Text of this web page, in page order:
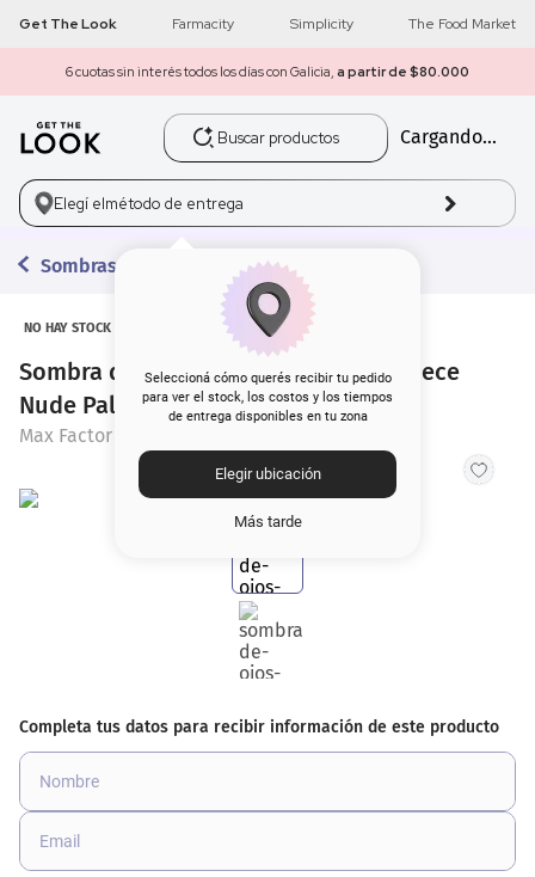
Get The Look Farmacity Simplicity The Food Market
6 cuotas sin interés todos los días con Galicia, a partir de $80.000
Buscar productos
Cargando...
Elegí elmétodo de entrega
Seleccioná cómo querés recibir tu pedido
para ver el stock, los costos y los tiempos
de entrega disponibles en tu zona
Elegir ubicación
Más tarde
Sombras
NO HAY STOCK
Sombra de Ojos Max Factor Masterpiece
Nude Palette 005 Cherry Nudes
Max Factor
1 get the look
2 máscara pestañas
3.
5. corrector